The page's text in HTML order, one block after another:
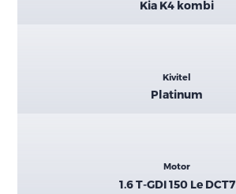
Kia K4 kombi
Kivitel
Platinum
Motor
1.6 T-GDI 150 Le DCT7